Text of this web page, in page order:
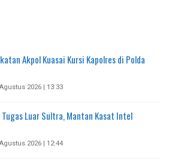
Akpol Kuasai Kursi Kapolres di Polda
2026 | 13:33
Tugas Luar Sultra, Mantan Kasat Intel
2026 | 12:44